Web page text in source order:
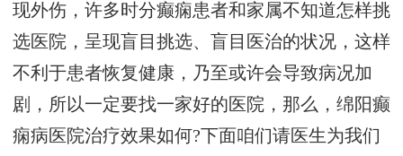
现外伤，许多时分癫痫患者和家属不知道怎样挑
选医院，呈现盲目挑选、盲目医治的状况，这样
不利于患者恢复健康，乃至或许会导致病况加
剧，所以一定要找一家好的医院，那么，绵阳癫
痫病医院治疗效果如何?下面咱们请医生为我们